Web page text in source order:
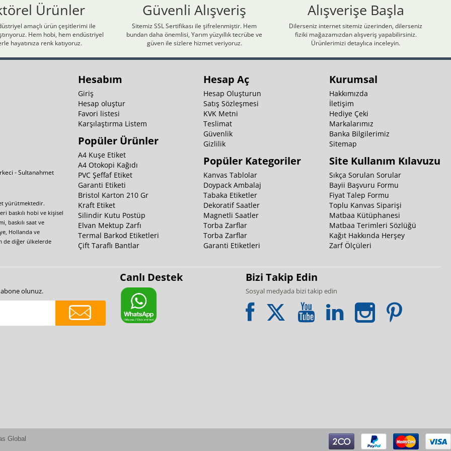
Ürünler
amaçlı ürün çeşitlerimi ile
Hem hobi, hem endüstriyel
hayatınıza renk katıyoruz.
Güvenli Alışveriş
Sitemiz SSL Sertifikası ile şifrelenmiştir. Hem
bundan daha önemlisi, Yarım yüzyıllık tecrübe ve
güven ile sizlere hizmet veriyoruz.
Alışverişe Başla
Dilerseniz internet sitemiz üzerinden, dilerseniz
fiziki mağazamızdan alışveriş yapabilirsiniz.
Ürünlerimizi detaylıca inceleyin.
- Sultanahmet
yürütmektedir.
baskılı hobi ve kişisel
baskılı saat ve
Hollanda ve
de diğer ülkelerde
Hesabım
Giriş
Hesap oluştur
Favori listesi
Karşılaştırma Listem
Popüler Ürünler
A4 Kuşe Etiket
A4 Otokopi Kağıdı
PVC Şeffaf Etiket
Garanti Etiketi
Bristol Karton 210 Gr
Kraft Etiket
Silindir Kutu Postüp
Elvan Mektup Zarfı
Termal Barkod Etiketleri
Çift Taraflı Bantlar
Hesap Aç
Hesap Oluşturun
Satış Sözleşmesi
KVK Metni
Teslimat
Güvenlik
Gizlilik
Popüler Kategoriler
Kanvas Tablolar
Doypack Ambalaj
Tabaka Etiketler
Dekoratif Saatler
Magnetli Saatler
Torba Zarflar
Torba Zarflar
Garanti Etiketleri
Kurumsal
Hakkımızda
İletişim
Hediye Çeki
Markalarımız
Banka Bilgilerimiz
Sitemap
Site Kullanım Kılavuzu
Sıkça Sorulan Sorular
Bayii Başvuru Formu
Fiyat Talep Formu
Toplu Kanvas Siparişi
Matbaa Kütüphanesi
Matbaa Terimleri Sözlüğü
Kağıt Hakkında Herşey
Zarf Ölçüleri
olunuz.
Canlı Destek Bizi Takip Edin
Sosyal medyada bizi takip edin
Global